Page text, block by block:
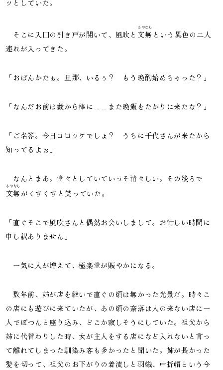
ッとしていた。
そこに入口の引き戸が開いて、風吹と 文無
あやなし
という異色の二人
連れが入ってきた。
「おばんかたぁ。旦那、いるぅ？ もう晩酌始めちゃった？」
「なんだお前は藪から棒に……また晩飯をたかりに来たな？」
「ご名答。今日コロッケでしょ？ うちに千代さんが来たから
知ってるよぉ」
なんとまあ。堂々としていていっそ清々しい。その後ろで
文無
あやなし
がくすくすと笑っていた。
「直ぐそこで風吹さんと偶然お会いしまして。お忙しい時間に
申し訳ありません」
一気に人が増えて、極楽堂が賑やかになる。
数年前、姉が店を継いで直ぐの頃は無かった光景だ。時々こ
の店にも遊びに来ていたが、あの頃の奈落は人の来ない店に一
人でぽつんと座り込み、どこか寂しそうにしていた。祖父から
姉に代替わりした時、女が主人をする店になど入れないと言っ
て離れてしまった馴染み客も多かったと聞いた。姉が長かった
髪を切って、祖父のお下がりの着流しと羽織、中折帽という今